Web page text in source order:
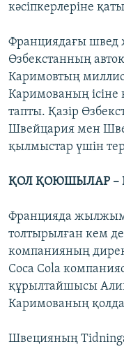
кәсіпкерлеріне
Франциядағы швед
Өзбекстанның
Каримовтың
Каримованың
тапты. Қазір
Швейцария мен
қылмыстар үшін
ҚОЛ ҚОЮШЫЛАР –
Францияда
толтырылған кем
компанияның
Coca Cola
құрылтайшысы
Каримованың
Швецияның